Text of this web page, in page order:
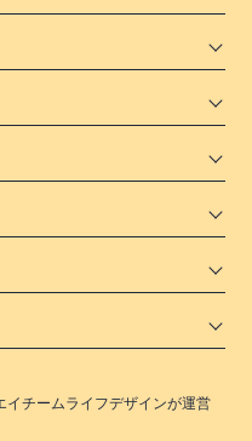
イチームライフデザインが運営